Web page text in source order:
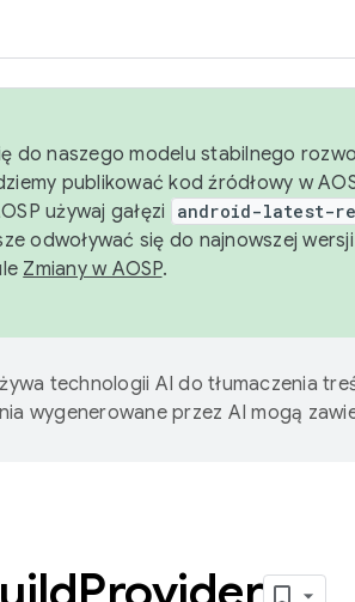
do naszego modelu stabilnego
publikować kod źródłowy w
używaj gałęzi
android-latest-
odwoływać się do najnowszej
Zmiany w AOSP.
technologii AI do tłumaczenia
wygenerowane przez AI mogą